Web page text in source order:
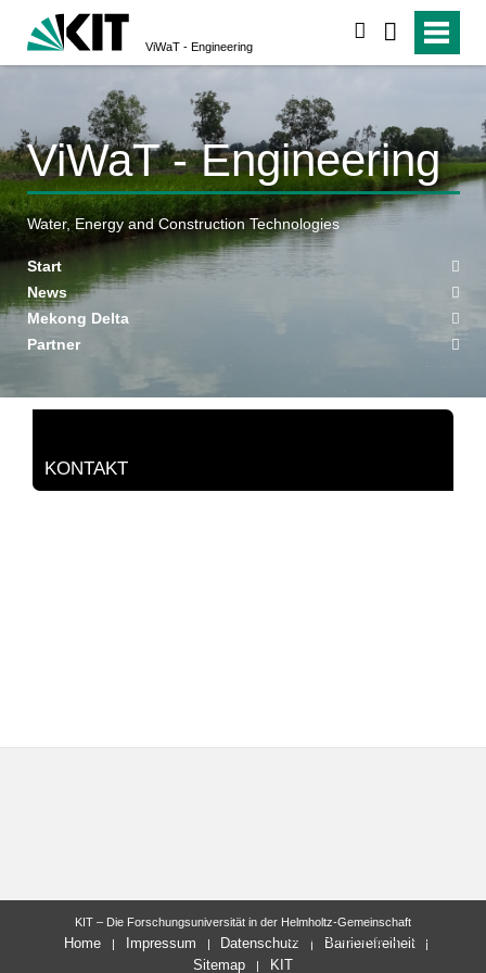
ViWaT - Engineering
ViWaT - Engineering
Water, Energy and Construction Technologies
Start
News
Mekong Delta
Partner
KONTAKT
letzte Änderung: 07.08.2020
KIT – Die Forschungsuniversität in der Helmholtz-Gemeinschaft
Home Impressum Datenschutz
Barrierefreiheit
Sitemap
KIT